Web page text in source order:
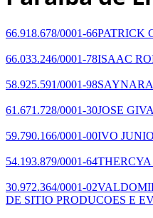
66.918.678/0001-66PATRICK
66.033.246/0001-78ISAAC
58.925.591/0001-98
61.671.728/0001-30JOSE
59.790.166/0001-00IVO
54.193.879/0001-64
30.972.364/0001-02
DE SITIO PRODUCOES E